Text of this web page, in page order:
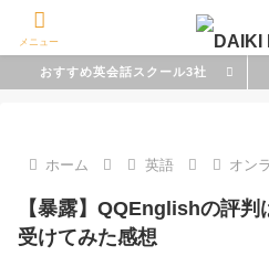
おすすめ英会話スクール3社
ホーム 英語 オン
【暴露】QQEnglishの評
受けてみた感想
メニュー